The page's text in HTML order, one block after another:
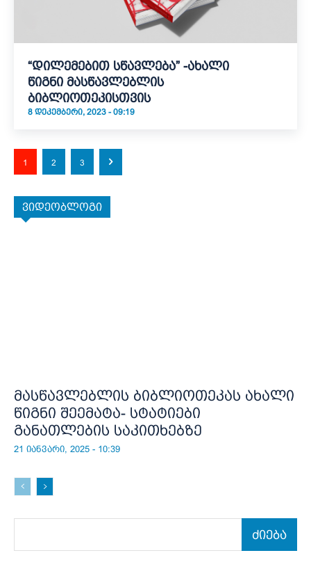
“დილემებით სწავლება” -ახალი
წიგნი მასწავლებლის
ბიბლიოთეკისთვის
8 ᲓᲔᲙᲔᲛᲑᲔᲠᲘ, 2023 - 09:19
1 2 3
ვიდეობლოგი
მასწავლებლის ბიბლიოთეკას ახალი
წიგნი შეემატა- სტატიები
განათლების საკითხებზე
21 იანვარი, 2025 - 10:39
ძიება